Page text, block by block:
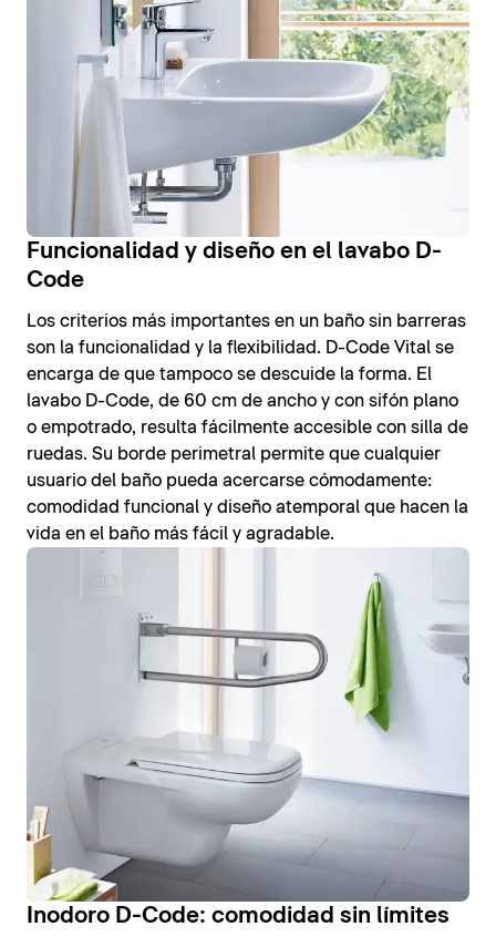
Funcionalidad y diseño en el lavabo D-
Code
Los criterios más importantes en un baño sin barreras
son la funcionalidad y la flexibilidad. D-Code Vital se
encarga de que tampoco se descuide la forma. El
lavabo D-Code, de 60 cm de ancho y con sifón plano
o empotrado, resulta fácilmente accesible con silla de
ruedas. Su borde perimetral permite que cualquier
usuario del baño pueda acercarse cómodamente:
comodidad funcional y diseño atemporal que hacen la
vida en el baño más fácil y agradable.
Inodoro D-Code: comodidad sin límites